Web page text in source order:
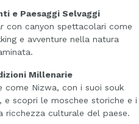
e Paesaggi Selvaggi
con canyon spettacolari come
e avventure nella natura
Millenarie
Nizwa, con i suoi souk
scopri le moschee storiche e i
ricchezza culturale del paese.